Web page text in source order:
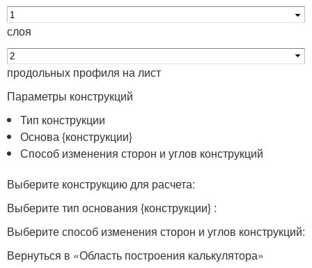
слоя
продольных профиля на лист
Параметры конструкций
Тип конструкции
Основа {конструкции}
Способ изменения сторон и углов конструкций
Выберите конструкцию для расчета:
Выберите тип основания {конструкции} :
Выберите способ изменения сторон и углов конструкций:
Вернуться в «Область построения калькулятора»